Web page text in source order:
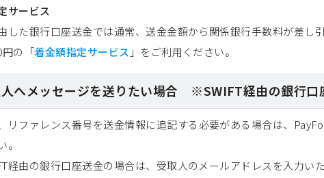
サービス
した銀行口座送金では通常、送金金額から関係銀行手数料が差
円の「着金額指定サービス 」をご利用ください。
へメッセージを送りたい場合 ※SWIFT経由の銀行口
リファレンス番号を送金情報に追記する必要がある場合は、
。
経由の銀行口座送金の場合は、受取人のメールアドレスを入力